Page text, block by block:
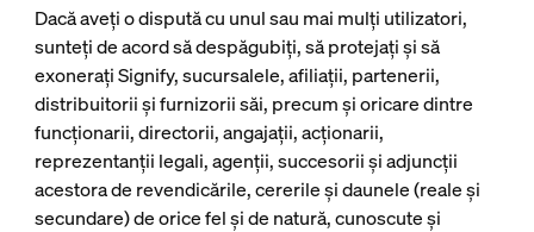
Dacă aveți o dispută cu unul sau mai mulți utilizatori,
sunteți de acord să despăgubiți, să protejați și să
exonerați Signify, sucursalele, afiliații, partenerii,
distribuitorii și furnizorii săi, precum și oricare dintre
funcționarii, directorii, angajații, acționarii,
reprezentanții legali, agenții, succesorii și adjuncții
acestora de revendicările, cererile și daunele (reale și
secundare) de orice fel și de natură, cunoscute și